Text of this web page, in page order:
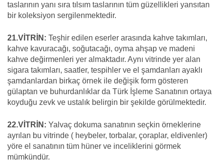
taslarının yanı sıra tılsım taslarının tüm güzellikleri yansıtan
bir koleksiyon sergilenmektedir.
21.VİTRİN: Teşhir edilen eserler arasında kahve takımları,
kahve kavuracağı, soğutacağı, oyma ahşap ve madeni
kahve değirmenleri yer almaktadır. Aynı vitrinde yer alan
sigara takımları, saatler, tespihler ve el şamdanları ayaklı
şamdanlardan birkaç örnek ile değişik form gösteren
gülaptan ve buhurdanlıklar da Türk İşleme Sanatının ortaya
koyduğu zevk ve ustalık belirgin bir şekilde görülmektedir.
22.VİTRİN: Yalvaç dokuma sanatının seçkin örneklerine
ayrılan bu vitrinde ( heybeler, torbalar, çoraplar, eldivenler)
yöre el sanatının tüm hüner ve inceliklerini görmek
mümkündür.